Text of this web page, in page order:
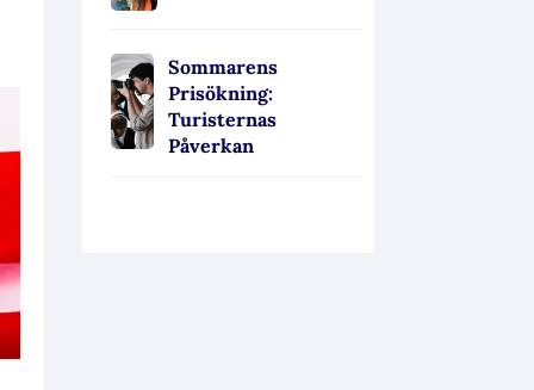
Sommarens
Prisökning:
Turisternas
Påverkan